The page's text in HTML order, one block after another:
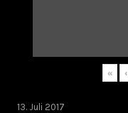
« ‹
13. Juli 2017